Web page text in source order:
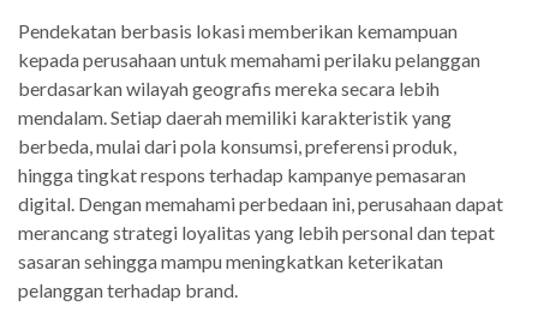
Pendekatan berbasis lokasi memberikan kemampuan
kepada perusahaan untuk memahami perilaku pelanggan
berdasarkan wilayah geografis mereka secara lebih
mendalam. Setiap daerah memiliki karakteristik yang
berbeda, mulai dari pola konsumsi, preferensi produk,
hingga tingkat respons terhadap kampanye pemasaran
digital. Dengan memahami perbedaan ini, perusahaan dapat
merancang strategi loyalitas yang lebih personal dan tepat
sasaran sehingga mampu meningkatkan keterikatan
pelanggan terhadap brand.